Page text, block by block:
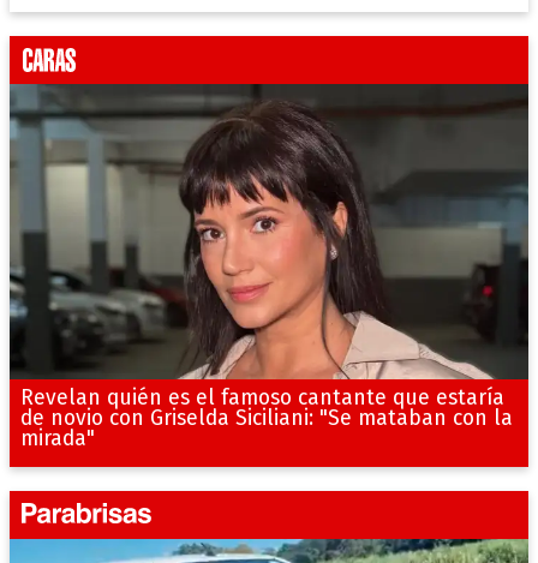
Revelan quién es el famoso cantante que estaría
de novio con Griselda Siciliani: "Se mataban con la
mirada"